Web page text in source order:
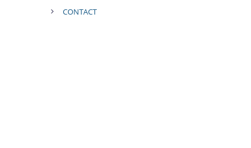
CONTACT